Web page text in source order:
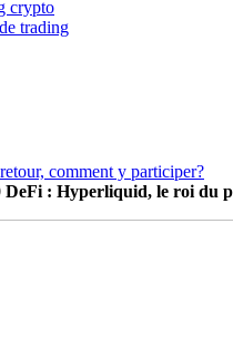
crypto
trading
DeFi : Hyperliquid, le roi du